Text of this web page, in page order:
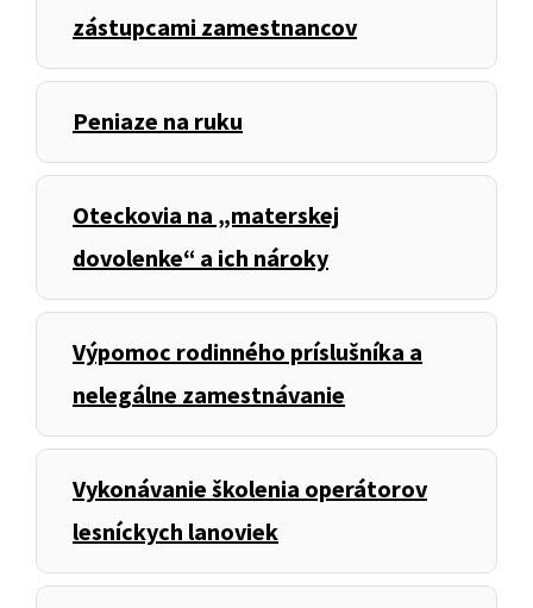
zástupcami zamestnancov
Peniaze na ruku
Oteckovia na „materskej
dovolenke“ a ich nároky
Výpomoc rodinného príslušníka a
nelegálne zamestnávanie
Vykonávanie školenia operátorov
lesníckych lanoviek